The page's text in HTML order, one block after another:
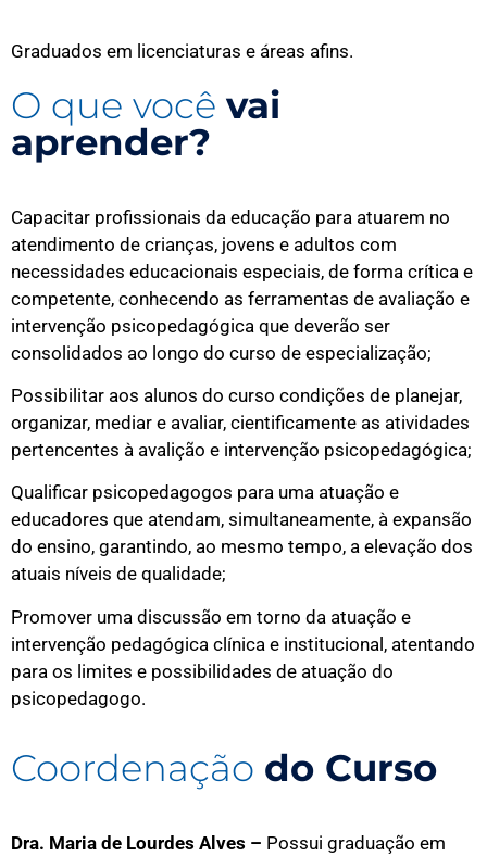
Graduados em licenciaturas e áreas afins.
O que você vai
aprender?
Capacitar profissionais da educação para atuarem no
atendimento de crianças, jovens e adultos com
necessidades educacionais especiais, de forma crítica e
competente, conhecendo as ferramentas de avaliação e
intervenção psicopedagógica que deverão ser
consolidados ao longo do curso de especialização;
Possibilitar aos alunos do curso condições de planejar,
organizar, mediar e avaliar, cientificamente as atividades
pertencentes à avalição e intervenção psicopedagógica;
Qualificar psicopedagogos para uma atuação e
educadores que atendam, simultaneamente, à expansão
do ensino, garantindo, ao mesmo tempo, a elevação dos
atuais níveis de qualidade;
Promover uma discussão em torno da atuação e
intervenção pedagógica clínica e institucional, atentando
para os limites e possibilidades de atuação do
psicopedagogo.
Coordenação do Curso
Dra. Maria de Lourdes Alves – Possui graduação em